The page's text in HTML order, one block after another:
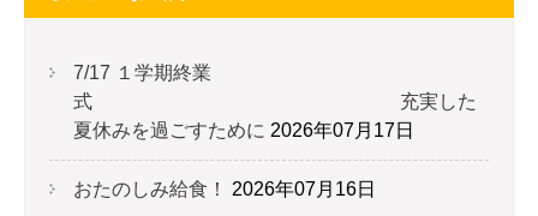
7/17 １学期終業
式 充実した
夏休みを過ごすために 2026年07月17日
おたのしみ給食！ 2026年07月16日